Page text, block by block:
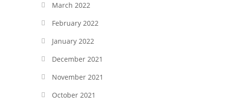
March 2022
February 2022
January 2022
December 2021
November 2021
October 2021